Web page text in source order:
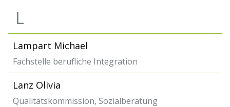
L
Lampart Michael
Fachstelle berufliche Integration
Lanz Olivia
Qualitätskommission, Sozialberatung